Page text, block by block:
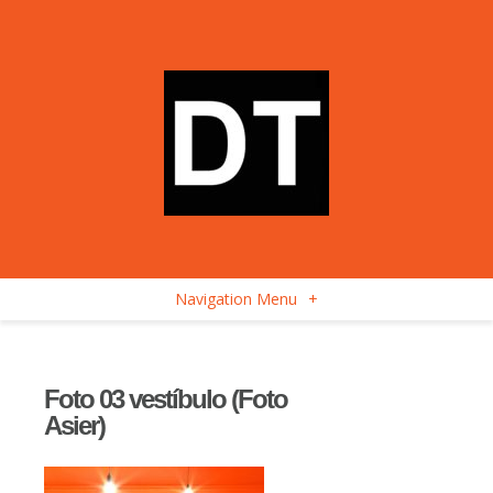
Navigation Menu +
Foto 03 vestíbulo (Foto
Asier)